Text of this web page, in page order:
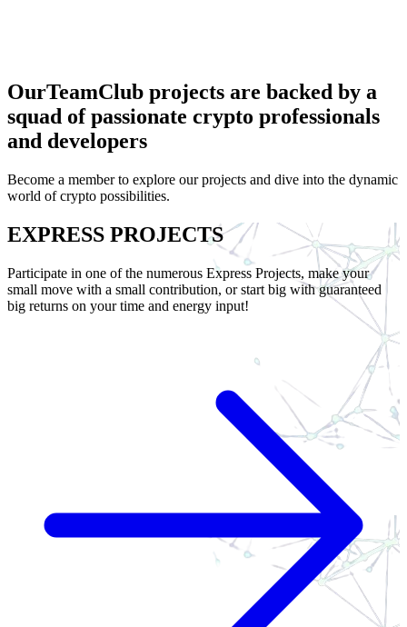
OurTeamClub projects are backed by a
squad of passionate crypto professionals
and developers
Become a member to explore our projects and dive into the dynamic
world of crypto possibilities.
EXPRESS PROJECTS
Participate in one of the numerous Express Projects, make your
small move with a small contribution, or start big with guaranteed
big returns on your time and energy input!